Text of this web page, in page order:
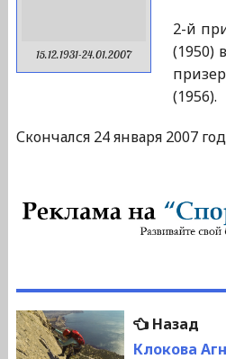
15.12.1931-24.01.2007
2-й
(1950)
(1956).
Скончался 24 января 2007
Навигация
по
Назад
Клокова